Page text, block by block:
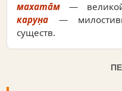
махата̄м —
карун̣а —
существ.